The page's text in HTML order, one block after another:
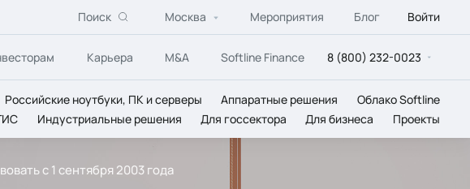
Поиск Москва Мероприятия Блог Войти
Карьера M&A Softline Finance 8 (800) 232-0023
Российские ноутбуки, ПК и серверы Аппаратные решения
Облако Softline
Индустриальные решения Для госсектора Для бизнеса Проекты
с 1 сентября 2003 года